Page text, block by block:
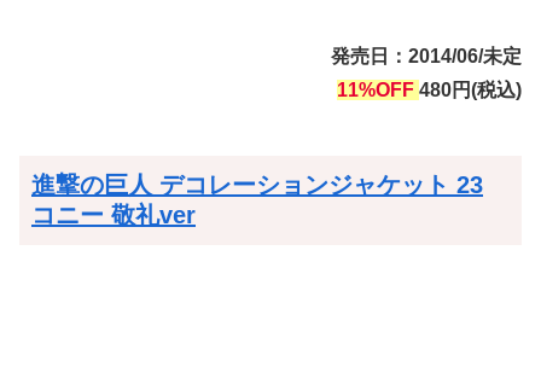
発売日：2014/06/未定
11%OFF 480円(税込)
進撃の巨人 デコレーションジャケット 23
コニー 敬礼ver